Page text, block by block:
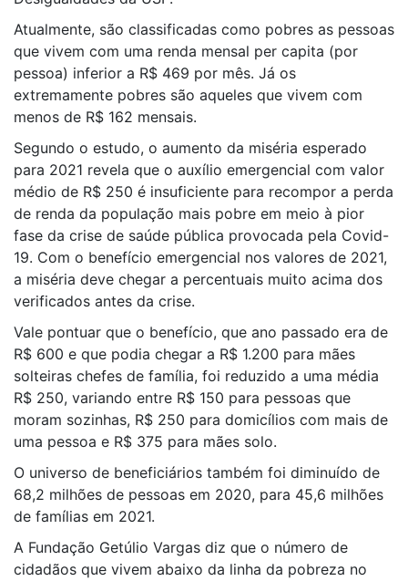
Atualmente, são classificadas como pobres as pessoas
que vivem com uma renda mensal per capita (por
pessoa) inferior a R$ 469 por mês. Já os
extremamente pobres são aqueles que vivem com
menos de R$ 162 mensais.
Segundo o estudo, o aumento da miséria esperado
para 2021 revela que o auxílio emergencial com valor
médio de R$ 250 é insuficiente para recompor a perda
de renda da população mais pobre em meio à pior
fase da crise de saúde pública provocada pela Covid-
19. Com o benefício emergencial nos valores de 2021,
a miséria deve chegar a percentuais muito acima dos
verificados antes da crise.
Vale pontuar que o benefício, que ano passado era de
R$ 600 e que podia chegar a R$ 1.200 para mães
solteiras chefes de família, foi reduzido a uma média
R$ 250, variando entre R$ 150 para pessoas que
moram sozinhas, R$ 250 para domicílios com mais de
uma pessoa e R$ 375 para mães solo.
O universo de beneficiários também foi diminuído de
68,2 milhões de pessoas em 2020, para 45,6 milhões
de famílias em 2021.
A Fundação Getúlio Vargas diz que o número de
cidadãos que vivem abaixo da linha da pobreza no